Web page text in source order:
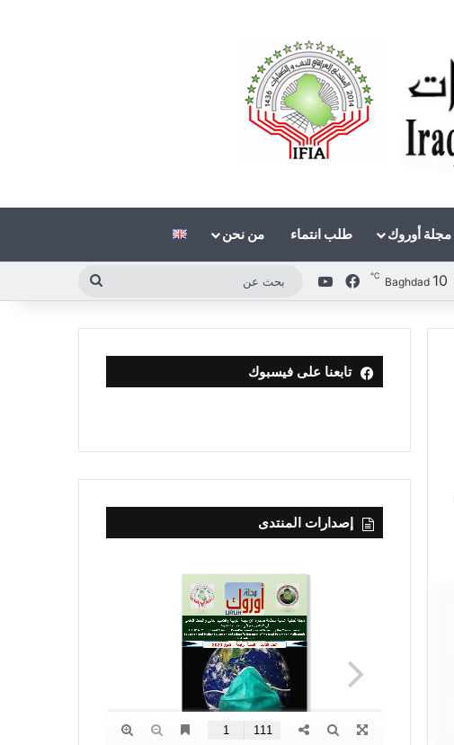
مجلة أوروك طلب انتماء من نحن
Baghdad 10
℃ فيسبوك‫YouTube
تابعنا على فيسبوك
إصدارات المنتدى